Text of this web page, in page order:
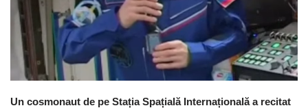
Un cosmonaut de pe Stația Spațială Internațională a recitat